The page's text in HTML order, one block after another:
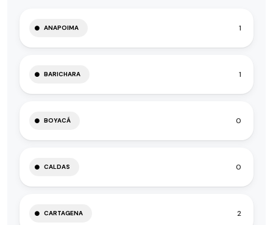
ANAPOIMA 1
BARICHARA 1
BOYACÁ 0
CALDAS 0
CARTAGENA 2